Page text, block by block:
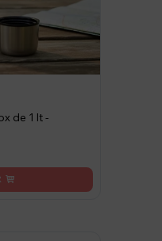
de 1 lt -